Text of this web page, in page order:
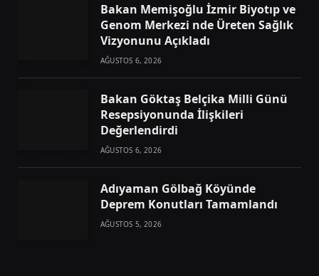
Bakan Memişoğlu İzmir Biyotıp ve
Genom Merkezi nde Üreten Sağlık
Vizyonunu Açıkladı
AĞUSTOS 6, 2026
Bakan Göktaş Belçika Milli Günü
Resepsiyonunda İlişkileri
Değerlendirdi
AĞUSTOS 6, 2026
Adıyaman Gölbağ Köyünde
Deprem Konutları Tamamlandı
AĞUSTOS 5, 2026